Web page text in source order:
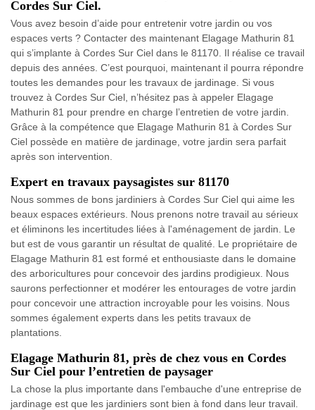
Cordes Sur Ciel.
Vous avez besoin d’aide pour entretenir votre jardin ou vos
espaces verts ? Contacter des maintenant Elagage Mathurin 81
qui s’implante à Cordes Sur Ciel dans le 81170. Il réalise ce travail
depuis des années. C’est pourquoi, maintenant il pourra répondre
toutes les demandes pour les travaux de jardinage. Si vous
trouvez à Cordes Sur Ciel, n’hésitez pas à appeler Elagage
Mathurin 81 pour prendre en charge l’entretien de votre jardin.
Grâce à la compétence que Elagage Mathurin 81 à Cordes Sur
Ciel possède en matière de jardinage, votre jardin sera parfait
après son intervention.
Expert en travaux paysagistes sur 81170
Nous sommes de bons jardiniers à Cordes Sur Ciel qui aime les
beaux espaces extérieurs. Nous prenons notre travail au sérieux
et éliminons les incertitudes liées à l'aménagement de jardin. Le
but est de vous garantir un résultat de qualité. Le propriétaire de
Elagage Mathurin 81 est formé et enthousiaste dans le domaine
des arboricultures pour concevoir des jardins prodigieux. Nous
saurons perfectionner et modérer les entourages de votre jardin
pour concevoir une attraction incroyable pour les voisins. Nous
sommes également experts dans les petits travaux de
plantations.
Elagage Mathurin 81, près de chez vous en Cordes
Sur Ciel pour l’entretien de paysager
La chose la plus importante dans l'embauche d'une entreprise de
jardinage est que les jardiniers sont bien à fond dans leur travail.